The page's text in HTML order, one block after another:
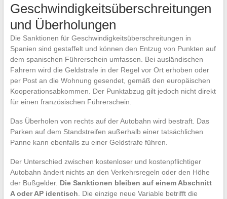
Geschwindigkeitsüberschreitungen
und Überholungen
Die Sanktionen für Geschwindigkeitsüberschreitungen in
Spanien sind gestaffelt und können den Entzug von Punkten auf
dem spanischen Führerschein umfassen. Bei ausländischen
Fahrern wird die Geldstrafe in der Regel vor Ort erhoben oder
per Post an die Wohnung gesendet, gemäß den europäischen
Kooperationsabkommen. Der Punktabzug gilt jedoch nicht direkt
für einen französischen Führerschein.
Das Überholen von rechts auf der Autobahn wird bestraft. Das
Parken auf dem Standstreifen außerhalb einer tatsächlichen
Panne kann ebenfalls zu einer Geldstrafe führen.
Der Unterschied zwischen kostenloser und kostenpflichtiger
Autobahn ändert nichts an den Verkehrsregeln oder den Höhe
der Bußgelder. Die Sanktionen bleiben auf einem Abschnitt
A oder AP identisch . Die einzige neue Variable betrifft die